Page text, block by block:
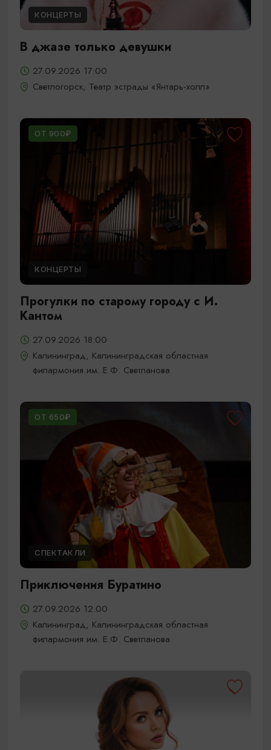
КОНЦЕРТЫ
В джазе только девушки
27.09.2026 17:00
Светлогорск, Театр эстрады «Янтарь-холл»
ОТ 900₽
КОНЦЕРТЫ
Прогулки по старому городу с И.
Кантом
27.09.2026 18:00
Калининград, Калининградская областная
филармония им. Е.Ф. Светланова
ОТ 650₽
СПЕКТАКЛИ
Приключения Буратино
27.09.2026 12:00
Калининград, Калининградская областная
филармония им. Е.Ф. Светланова